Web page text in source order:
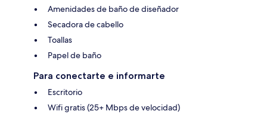
Amenidades de baño de diseñador
Secadora de cabello
Toallas
Papel de baño
Para conectarte e informarte
Escritorio
Wifi gratis (25+ Mbps de velocidad)